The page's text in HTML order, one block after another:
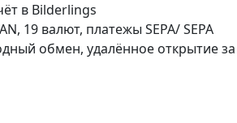
в Bilderlings
19 валют, платежы SEPA/ SEPA
обмен, удалённое открытие за